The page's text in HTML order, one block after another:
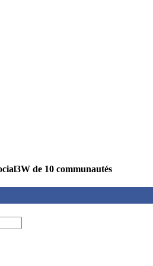
de 10 communautés